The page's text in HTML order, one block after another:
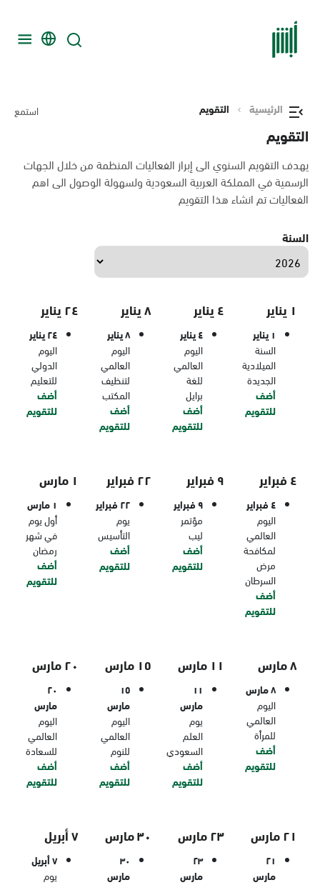
الرئيسية التقويم استمع
التقويم
يهدف التقويم السنوي الى إبراز الفعاليات المنظمة من خلال الجهات
الرسمية في المملكة العربية السعودية ولسهولة الوصول الى اهم
الفعاليات تم انشاء هذا التقويم
السنة
١ يناير
١ يناير
السنة
الميلادية
الجديدة
أضف
للتقويم
٤ يناير
٤ يناير
اليوم
العالمي
للغة
برايل
أضف
للتقويم
٨ يناير
٨ يناير
اليوم
العالمي
لتنظيف
المكتب
أضف
للتقويم
٢٤ يناير
٢٤ يناير
اليوم
الدولي
للتعليم
أضف
للتقويم
٤ فبراير
٤ فبراير
اليوم
العالمي
لمكافحة
مرض
السرطان
أضف
للتقويم
٩ فبراير
٩ فبراير
مؤتمر
ليب
أضف
للتقويم
٢٢ فبراير
٢٢ فبراير
يوم
التأسيس
أضف
للتقويم
١ مارس
١ مارس
أول يوم
في شهر
رمضان
أضف
للتقويم
٨ مارس
٨ مارس
اليوم
العالمي
للمرأة
أضف
للتقويم
١١ مارس
١١
مارس
يوم
العلم
السعودي
أضف
للتقويم
١٥ مارس
١٥
مارس
اليوم
العالمي
للنوم
أضف
للتقويم
٢٠ مارس
٢٠
مارس
اليوم
العالمي
للسعادة
أضف
للتقويم
٢١ مارس
٢١
مارس
٢٣ مارس
٢٣
مارس
٣٠ مارس
٣٠
مارس
٧ أبريل
٧ أبريل
يوم